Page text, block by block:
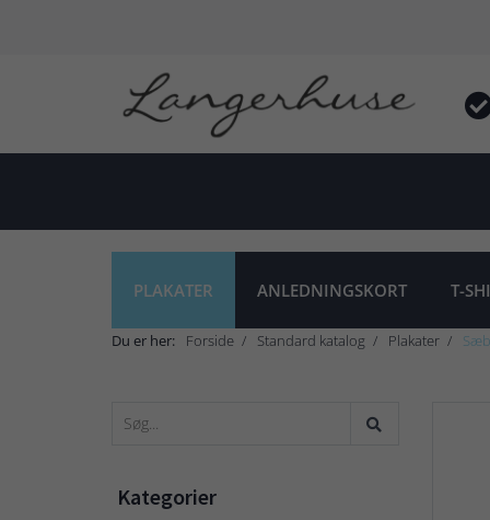
PLAKATER ANLEDNINGSKORT T-
Du er her: Forside Standard katalog Plakater
Kategorier